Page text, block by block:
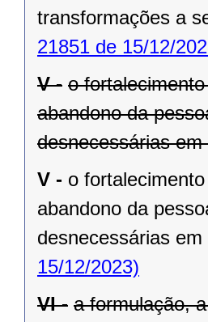
transformações a
21851 de 15/12/
V - o
abandono da
desnecessárias
V - o
abandono da
desnecessárias
15/12/2023)
VI - a formulação,